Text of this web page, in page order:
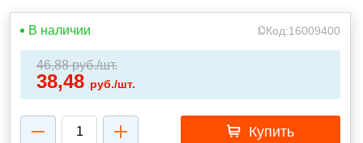
В наличии Код:16009400
46,88руб./шт.
38,48 руб./шт.
Купить